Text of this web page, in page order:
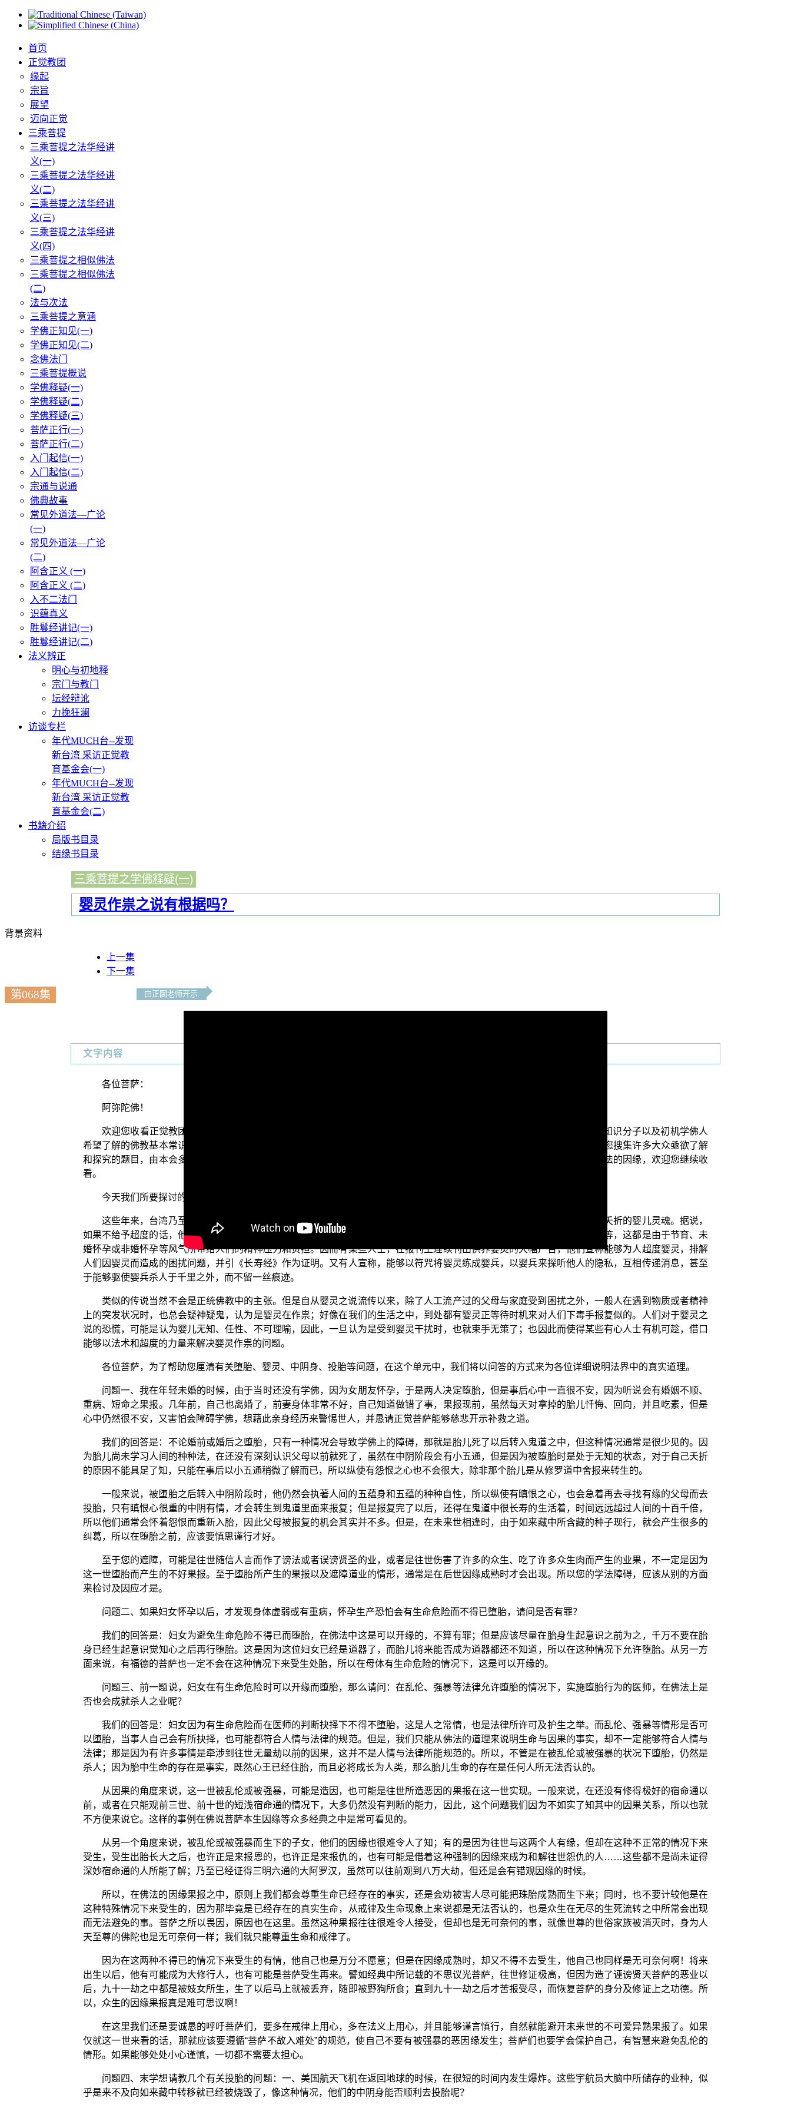
首页
正觉教团
缘起
宗旨
展望
迈向正觉
三乘菩提
三乘菩提之法华经讲
义(一)
三乘菩提之法华经讲
义(二)
三乘菩提之法华经讲
义(三)
三乘菩提之法华经讲
义(四)
三乘菩提之相似佛法
三乘菩提之相似佛法
(二)
法与次法
三乘菩提之意涵
学佛正知见(一)
学佛正知见(二)
念佛法门
三乘菩提概说
学佛释疑(一)
学佛释疑(二)
学佛释疑(三)
菩萨正行(一)
菩萨正行(二)
入门起信(一)
入门起信(二)
宗通与说通
佛典故事
常见外道法—广论
(一)
常见外道法—广论
(二)
阿含正义 (一)
阿含正义 (二)
入不二法门
识蕴真义
胜鬘经讲记(一)
胜鬘经讲记(二)
法义辨正
明心与初地释
宗门与教门
坛经辩讹
力挽狂澜
访谈专栏
年代MUCH台--发现
新台湾 采访正觉教
育基金会(一)
年代MUCH台--发现
新台湾 采访正觉教
育基金会(二)
书籍介绍
局版书目录
结缘书目录
三乘菩提之学佛释疑(一)
婴灵作祟之说有根据吗？
背景资料
上一集
下一集
第068集 由正圜老师开示
文字内容
各位菩萨：
阿弥陀佛！
欢迎您收看正觉教团的电视弘法节目。目前正在演述的是“三乘菩提之学佛释疑”单元，内容主要是针对，一般尚未学佛的知识分子以及初机学佛人
希望了解的佛教基本常识，和日常生活中的各种疑难杂症，希望透过佛法的角度，知道应当如何来看待这些问题。我们特别为您搜集许多大众亟欲了解
和探究的题目，由本会多位亲教师在节目中为您一一解答，并且为大家讲述这其中的真实道理，希望能为普罗大众种下学习正法的因缘，欢迎您继续收
看。
今天我们所要探讨的题目是：婴灵作祟之说有根据吗？
这些年来，台湾乃至其他华人地区普遍流行着一种婴灵信仰的传说。所谓婴灵包括了人工流产、胎死腹中或者出生不久就夭折的婴儿灵魂。据说，
如果不给予超度的话，他们便会以种种方式或者现象来危害其亲属以及其他跟他们有仇的人，以致造成家庭不安、社会恐惧等等，这都是由于节育、未
婚怀孕或非婚怀孕等风气所带给人们的精神压力和负担。因而有某些人士，在报刊上连续刊出供养婴灵的大幅广告，他们宣称能够为人超度婴灵，排解
人们因婴灵而造成的困扰问题，并引《长寿经》作为证明。又有人宣称，能够以符咒将婴灵练成婴兵，以婴兵来探听他人的隐私，互相传递消息，甚至
于能够驱使婴兵杀人于千里之外，而不留一丝痕迹。
类似的传说当然不会是正统佛教中的主张。但是自从婴灵之说流传以来，除了人工流产过的父母与家庭受到困扰之外，一般人在遇到物质或者精神
上的突发状况时，也总会疑神疑鬼，认为是婴灵在作祟；好像在我们的生活之中，到处都有婴灵正等待时机来对人们下毒手报复似的。人们对于婴灵之
说的恐慌，可能是认为婴儿无知、任性、不可理喻，因此，一旦认为是受到婴灵干扰时，也就束手无策了；也因此而使得某些有心人士有机可趁，借口
能够以法术和超度的力量来解决婴灵作祟的问题。
各位菩萨，为了帮助您厘清有关堕胎、婴灵、中阴身、投胎等问题，在这个单元中，我们将以问答的方式来为各位详细说明法界中的真实道理。
问题一、我在年轻未婚的时候，由于当时还没有学佛，因为女朋友怀孕，于是两人决定堕胎，但是事后心中一直很不安，因为听说会有婚姻不顺、
重病、短命之果报。几年前，自己也离婚了，前妻身体非常不好，自己知道做错了事，果报现前，虽然每天对拿掉的胎儿忏悔、回向，并且吃素，但是
心中仍然很不安，又害怕会障碍学佛，想藉此亲身经历来警惕世人，并恳请正觉菩萨能够慈悲开示补救之道。
我们的回答是：不论婚前或婚后之堕胎，只有一种情况会导致学佛上的障碍，那就是胎儿死了以后转入鬼道之中，但这种情况通常是很少见的。因
为胎儿尚未学习人间的种种法，在还没有深刻认识父母以前就死了，虽然在中阴阶段会有小五通，但是因为被堕胎时是处于无知的状态，对于自己夭折
的原因不能具足了知，只能在事后以小五通稍微了解而已，所以纵使有怨恨之心也不会很大，除非那个胎儿是从修罗道中舍报来转生的。
一般来说，被堕胎之后转入中阴阶段时，他仍然会执著人间的五蕴身和五蕴的种种自性，所以纵使有瞋恨之心，也会急着再去寻找有缘的父母而去
投胎，只有瞋恨心很重的中阴有情，才会转生到鬼道里面来报复；但是报复完了以后，还得在鬼道中很长寿的生活着，时间远远超过人间的十百千倍，
所以他们通常会怀着怨恨而重新入胎，因此父母被报复的机会其实并不多。但是，在未来世相逢时，由于如来藏中所含藏的种子现行，就会产生很多的
纠葛，所以在堕胎之前，应该要慎思谨行才好。
至于您的遮障，可能是往世随信人言而作了谤法或者误谤贤圣的业，或者是往世伤害了许多的众生、吃了许多众生肉而产生的业果，不一定是因为
这一世堕胎而产生的不好果报。至于堕胎所产生的果报以及遮障道业的情形，通常是在后世因缘成熟时才会出现。所以您的学法障碍，应该从别的方面
来检讨及因应才是。
问题二、如果妇女怀孕以后，才发现身体虚弱或有重病，怀孕生产恐怕会有生命危险而不得已堕胎，请问是否有罪？
我们的回答是：妇女为避免生命危险不得已而堕胎，在佛法中这是可以开缘的，不算有罪；但是应该尽量在胎身生起意识之前为之，千万不要在胎
身已经生起意识觉知心之后再行堕胎。这是因为这位妇女已经是道器了，而胎儿将来能否成为道器都还不知道，所以在这种情况下允许堕胎。从另一方
面来说，有福德的菩萨也一定不会在这种情况下来受生处胎，所以在母体有生命危险的情况下，这是可以开缘的。
问题三、前一题说，妇女在有生命危险时可以开缘而堕胎，那么请问：在乱伦、强暴等法律允许堕胎的情况下，实施堕胎行为的医师，在佛法上是
否也会成就杀人之业呢？
我们的回答是：妇女因为有生命危险而在医师的判断抉择下不得不堕胎，这是人之常情，也是法律所许可及护生之举。而乱伦、强暴等情形是否可
以堕胎，当事人自己会有所抉择，也可能都符合人情与法律的规范。但是，我们只能从佛法的道理来说明生命与因果的事实，却不一定能够符合人情与
法律；那是因为有许多事情是牵涉到往世无量劫以前的因果，这并不是人情与法律所能规范的。所以，不管是在被乱伦或被强暴的状况下堕胎，仍然是
杀人；因为胎中生命的存在是事实，既然心王已经住胎，而且必将成长为人类，那么胎儿生命的存在是任何人所无法否认的。
从因果的角度来说，这一世被乱伦或被强暴，可能是造因，也可能是往世所造恶因的果报在这一世实现。一般来说，在还没有修得极好的宿命通以
前，或者在只能观前三世、前十世的短浅宿命通的情况下，大多仍然没有判断的能力，因此，这个问题我们因为不如实了知其中的因果关系，所以也就
不方便来说它。这样的事例在佛说菩萨本生因缘等众多经典之中是常可看见的。
从另一个角度来说，被乱伦或被强暴而生下的子女，他们的因缘也很难令人了知；有的是因为往世与这两个人有缘，但却在这种不正常的情况下来
受生，受生出胎长大之后，也许正是来报恩的，也许正是来报仇的，也有可能是借着这种强制的因缘来成为和解往世怨仇的人……这些都不是尚未证得
深妙宿命通的人所能了解；乃至已经证得三明六通的大阿罗汉，虽然可以往前观到八万大劫，但还是会有错观因缘的时候。
所以，在佛法的因缘果报之中，原则上我们都会尊重生命已经存在的事实，还是会劝被害人尽可能把珠胎成熟而生下来；同时，也不要计较他是在
这种特殊情况下来受生的，因为那毕竟是已经存在的真实生命，从戒律及生命现象上来说都是无法否认的，也是众生在无尽的生死流转之中所常会出现
而无法避免的事。菩萨之所以畏因，原因也在这里。虽然这种果报往往很难令人接受，但却也是无可奈何的事，就像世尊的世俗家族被消灭时，身为人
天至尊的佛陀也是无可奈何一样；我们就只能尊重生命和戒律了。
因为在这两种不得已的情况下来受生的有情，他自己也是万分不愿意；但是在因缘成熟时，却又不得不去受生，他自己也同样是无可奈何啊！将来
出生以后，他有可能成为大修行人，也有可能是菩萨受生再来。譬如经典中所记载的不思议光菩萨，往世修证极高，但因为造了诬谤贤天菩萨的恶业以
后，九十一劫之中都是被妓女所生，生了以后马上就被丢弃，随即被野狗所食；直到九十一劫之后才苦报受尽，而恢复菩萨的身分及修证上之功德。所
以，众生的因缘果报真是难可思议啊！
在这里我们还是要诚恳的呼吁菩萨们，要多在戒律上用心，多在法义上用心，并且能够谨言慎行，自然就能避开未来世的不可爱异熟果报了。如果
仅就这一世来看的话，那就应该要遵循“菩萨不故入难处”的规范，使自己不要有被强暴的恶因缘发生；菩萨们也要学会保护自己，有智慧来避免乱伦的
情形。如果能够处处小心谨慎，一切都不需要太担心。
问题四、末学想请教几个有关投胎的问题：一、美国航天飞机在返回地球的时候，在很短的时间内发生爆炸。这些宇航员大脑中所储存的业种，似
乎是来不及向如来藏中转移就已经被烧毁了，像这种情况，他们的中阴身能否顺利去投胎呢？